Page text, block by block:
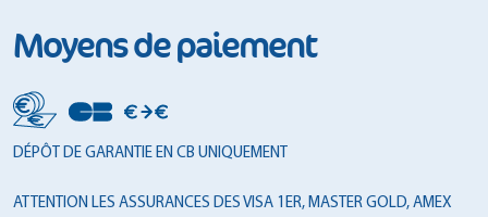
Moyens de paiement
DÉPÔT DE GARANTIE EN CB UNIQUEMENT
ATTENTION LES ASSURANCES DES VISA 1ER, MASTER GOLD, AMEX